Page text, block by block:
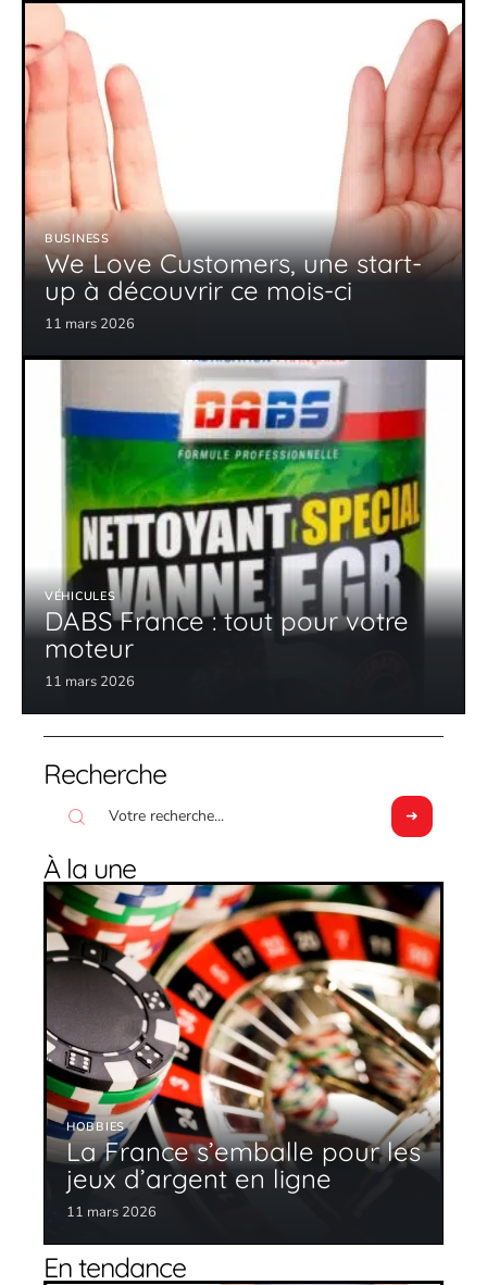
BUSINESS
We Love Customers, une start-
up à découvrir ce mois-ci
11 mars 2026
VÉHICULES
DABS France : tout pour votre
moteur
11 mars 2026
Recherche
À la une
HOBBIES
La France s’emballe pour les
jeux d’argent en ligne
11 mars 2026
En tendance